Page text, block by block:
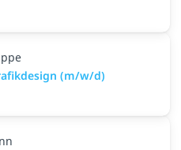
(m/w/d)